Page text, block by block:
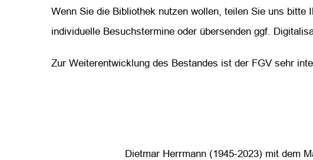
Wenn Sie die Bibliothek nutzen wollen, teilen Sie uns
individuelle Besuchstermine oder übersenden ggf.
Zur Weiterentwicklung des Bestandes ist der FGV sehr
Dietmar Herrmann (1945-2023) mit dem